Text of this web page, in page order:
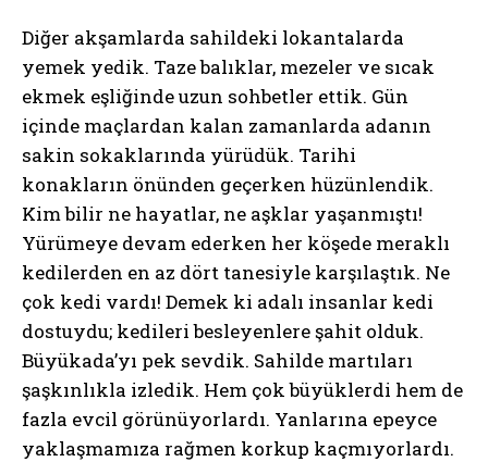
Diğer akşamlarda sahildeki lokantalarda
yemek yedik. Taze balıklar, mezeler ve sıcak
ekmek eşliğinde uzun sohbetler ettik. Gün
içinde maçlardan kalan zamanlarda adanın
sakin sokaklarında yürüdük. Tarihi
konakların önünden geçerken hüzünlendik.
Kim bilir ne hayatlar, ne aşklar yaşanmıştı!
Yürümeye devam ederken her köşede meraklı
kedilerden en az dört tanesiyle karşılaştık. Ne
çok kedi vardı! Demek ki adalı insanlar kedi
dostuydu; kedileri besleyenlere şahit olduk.
Büyükada’yı pek sevdik. Sahilde martıları
şaşkınlıkla izledik. Hem çok büyüklerdi hem de
fazla evcil görünüyorlardı. Yanlarına epeyce
yaklaşmamıza rağmen korkup kaçmıyorlardı.